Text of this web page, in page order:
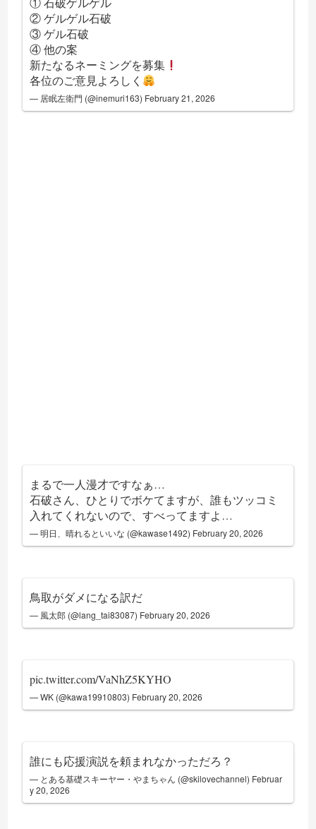
② ゲルゲル石破
③ ゲル石破
④ 他の案
新たなるネーミングを募集
各位のご意見よろしく
— 居眠左衛門 (@inemuri163) February 21, 2026
まるで一人漫才ですなぁ…
石破さん、ひとりでボケてますが、誰もツッコミ
入れてくれないので、すべってますよ…
— 明日、晴れるといいな (@kawase1492) February 20, 2026
鳥取がダメになる訳だ
— 風太郎 (@lang_tai83087) February 20, 2026
pic.twitter.com/VaNhZ5KYHO
— WK (@kawa19910803) February 20, 2026
誰にも応援演説を頼まれなかっただろ？
— とある基礎スキーヤー・やまちゃん (@skilovechannel) Februar
y 20, 2026